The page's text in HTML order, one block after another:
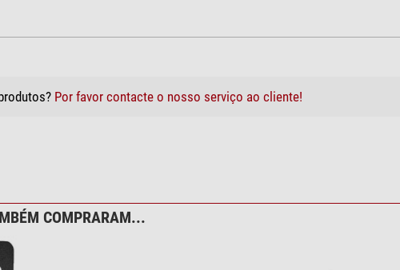
Por favor contacte o nosso serviço ao cliente!
COMPRARAM...